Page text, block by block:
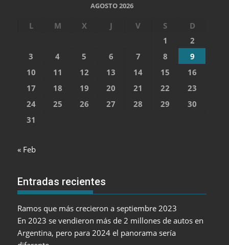
AGOSTO 2026
L M X J V S
D
1
2
3
4 5 6 7 8
9
10
11 12 13 14 15
16
17
18 19 20 21 22
23
24
25 26 27 28 29
30
31
« Feb
Entradas recientes
Ramos que más crecieron a septiembre 2023
En 2023 se vendieron más de 2 millones de autos en
Argentina, pero para 2024 el panorama sería